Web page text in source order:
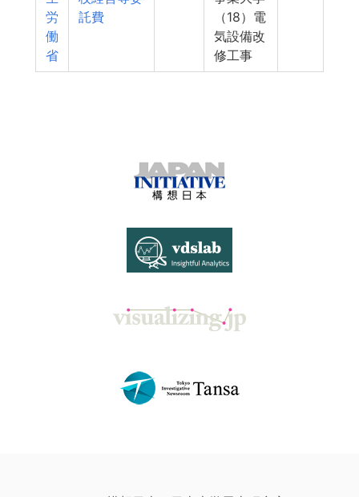
労
働
省
託費
（18）電
気設備改
修工事